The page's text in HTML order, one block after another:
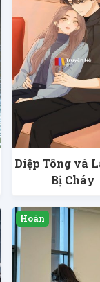
Diệp Tông và
Bị Cháy